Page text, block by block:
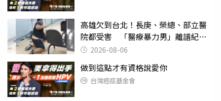
高雄欠到台北！長庚、榮總、部立醫
院都受害 「醫療暴力男」離譜紀錄
曝光2026-08-06
做到這點才有資格說愛你
台灣癌症基金會